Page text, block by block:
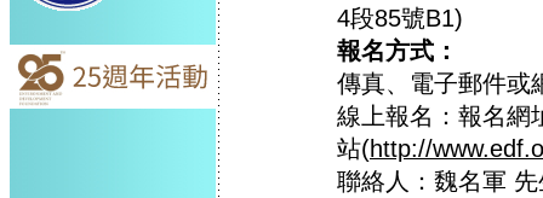
4段85號B1)
報名方式：
傳真、電子郵件或
線上報名：報名網
站(http://
聯絡人：魏名軍 先